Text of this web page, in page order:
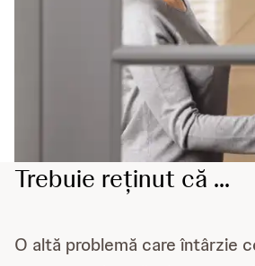
Trebuie reținut că ...
O altă problemă care întârzie